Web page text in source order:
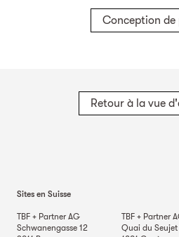
Conception de
Retour à la vue
Sites en Suisse
TBF + Partner AG
Schwanengasse 12
TBF + Partner
Quai du Seujet